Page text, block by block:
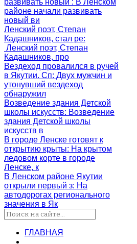
развивать новый : В Ленском
районе начали развивать
новый ви
Ленский поэт, Степан
Кадашников, стал ре:
Ленский поэт, Степан
Кадашников, про
Вездеход провалился в ручей
в Якутии. Сп: Двух мужчин и
утонувший вездеход
обнаружил
Возведение здания Детской
школы искусств: Возведение
здания Детской школы
искусств в
В городе Ленске готовят к
открытию крыты: На крытом
ледовом корте в городе
Ленске, к
В Ленском районе Якутии
открыли первый з: На
автодорогах регионального
значения в Як
ГЛАВНАЯ